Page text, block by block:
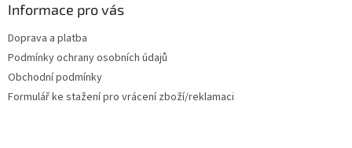
Informace pro vás
Doprava a platba
Podmínky ochrany osobních údajů
Obchodní podmínky
Formulář ke stažení pro vrácení zboží/reklamaci